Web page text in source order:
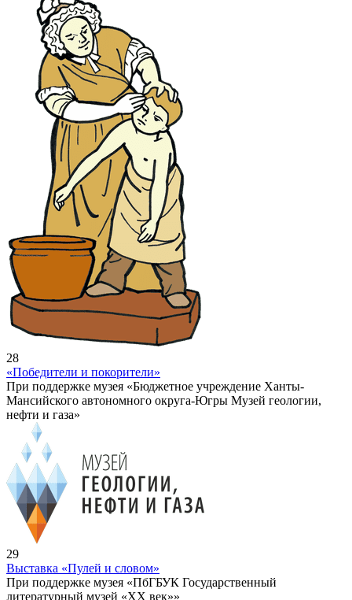
28
«Победители и покорители»
При поддержке музея «Бюджетное учреждение Ханты-
Мансийского автономного округа-Югры Музей геологии,
нефти и газа»
29
Выставка «Пулей и словом»
При поддержке музея «ПбГБУК Государственный
литературный музей «ХХ век»»